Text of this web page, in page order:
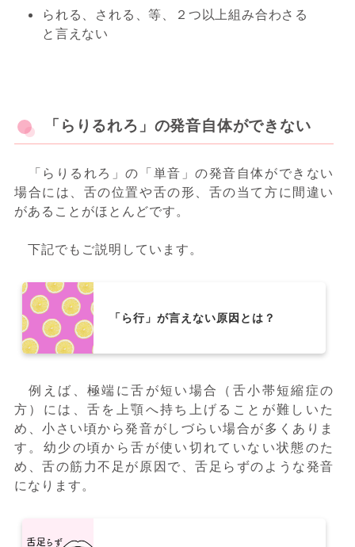
られる、される、等、２つ以上組み合わさる
と言えない
「らりるれろ」の発音自体ができない
「らりるれろ」の「単音」の発音自体ができない
場合には、舌の位置や舌の形、舌の当て方に間違い
があることがほとんどです。
下記でもご説明しています。
「ら行」が言えない原因とは？
例えば、極端に舌が短い場合（舌小帯短縮症の
方）には、舌を上顎へ持ち上げることが難しいた
め、小さい頃から発音がしづらい場合が多くありま
す。幼少の頃から舌が使い切れていない状態のた
め、舌の筋力不足が原因で、舌足らずのような発音
になります。